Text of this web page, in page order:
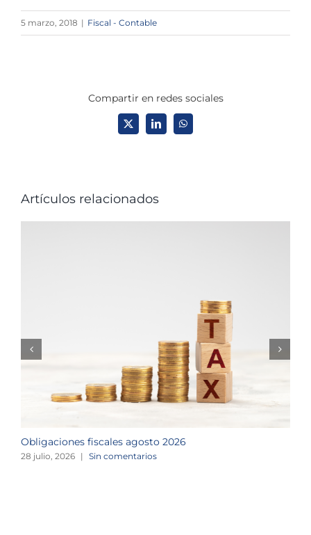
5 marzo, 2018 | Fiscal - Contable
Compartir en redes sociales
X LinkedInWhatsApp
Artículos relacionados
Obligaciones fiscales agosto 2026
28 julio, 2026 | Sin comentarios